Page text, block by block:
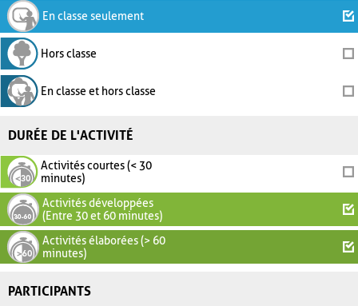
En classe seulement
Hors classe
En classe et hors classe
DURÉE DE L'ACTIVITÉ
Activités courtes (< 30
minutes)
Activités développées
(Entre 30 et 60 minutes)
Activités élaborées (> 60
minutes)
PARTICIPANTS